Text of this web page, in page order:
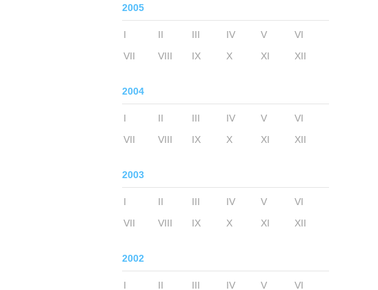
2005
I II III IV V
VI
VII
VIII IX X XI XII
2004
I II III IV V
VI
VII
VIII IX X XI XII
2003
I II III IV V
VI
VII
VIII IX X XI XII
2002
I II III IV V VI